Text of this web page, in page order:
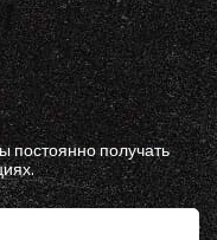
постоянно получать